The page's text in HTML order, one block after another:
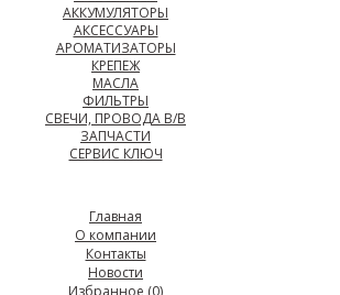
АККУМУЛЯТОРЫ
АКСЕССУАРЫ
АРОМАТИЗАТОРЫ
КРЕПЕЖ
МАСЛА
ФИЛЬТРЫ
СВЕЧИ, ПРОВОДА В/В
ЗАПЧАСТИ
СЕРВИС КЛЮЧ
Главная
О компании
Контакты
Новости
Избранное (0)